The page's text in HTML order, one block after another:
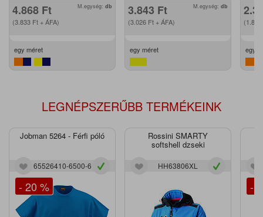
4.868 Ft
(3.833 Ft + ÁFA)
M.egység: db
egy méret
3.843 Ft
(3.026 Ft + ÁFA)
M.egység: db
egy méret
(1.875
egy
LEGNÉPSZERŰBB TERMÉKEINK
Jobman 5264 - Férfi póló
65526410-6500-6
- 20 %
Rossini SMARTY
softshell dzseki
HH63806XL
-